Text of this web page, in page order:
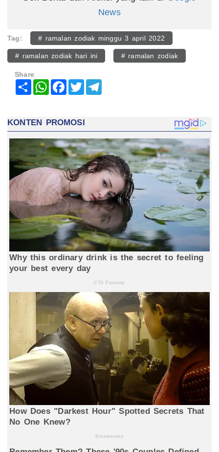
News
Tag: # ramalan zodiak minggu 3 april 2022
# ramalan zodiak hari ini # ramalan zodiak
Share
Share WhatsAppFacebook
Twitter